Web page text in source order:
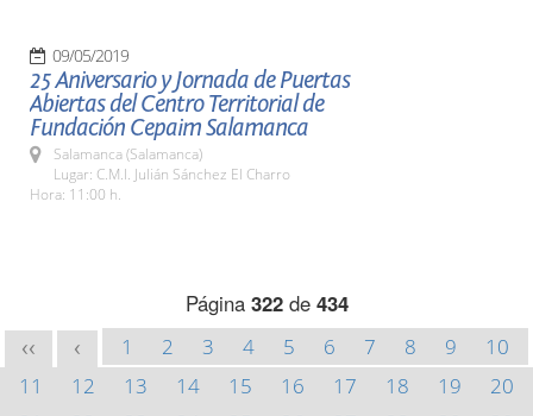
09/05/2019
25 Aniversario y Jornada de Puertas
Abiertas del Centro Territorial de
Fundación Cepaim Salamanca
Salamanca (Salamanca)
Lugar: C.M.I. Julián Sánchez El Charro
Hora: 11:00 h.
Página 322de 434
<< < 1 2 3 4 5 6 7 8 9
10
11
12 13 14 15 16 17 18 19
20